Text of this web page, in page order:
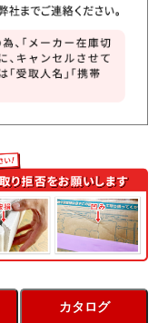
カタログ